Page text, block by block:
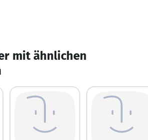
mit ähnlichen